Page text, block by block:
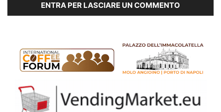
ENTRA PER LASCIARE UN COMMENTO